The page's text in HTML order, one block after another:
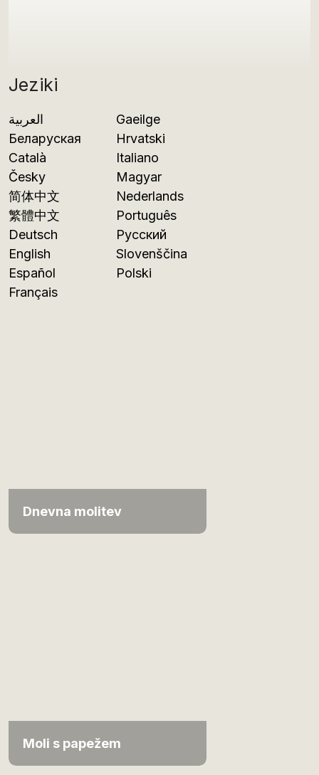
Jeziki
العربية
Беларуская
Català
Česky
简体中文
繁體中文
Deutsch
English
Español
Français
Gaeilge
Hrvatski
Italiano
Magyar
Nederlands
Português
Русский
Slovenščina
Polski
Dnevna molitev
Moli s papežem